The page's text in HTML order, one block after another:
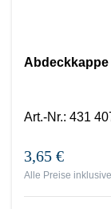
Abdeckkappe
Art.-Nr.: 431
3,65 €
Alle Preise